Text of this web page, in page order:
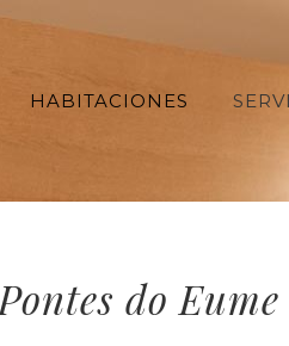
HABITACIONES
do